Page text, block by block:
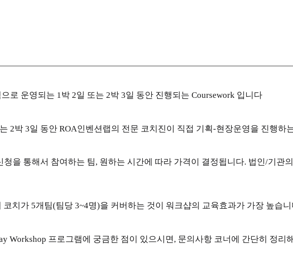
로 운영되는 1박 2일 또는 2박 3일 동안 진행되는 Coursework 입니다
2박 3일 동안 ROA인벤션랩의 전문 코치진이 직접 기획-현장운영을 진행하
을 통해서 참여하는 팀, 원하는 시간에 따라 가격이 결정됩니다. 법인/기관
치가 5개팀(팀당 3~4명)을 커버하는 것이 워크샵의 교육효과가 가장 높습
Workshop 프로그램에 궁금한 점이 있으시면, 문의사항 코너에 간단히 정리